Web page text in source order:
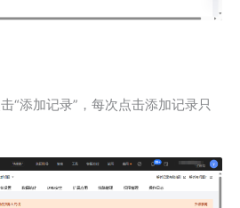
“添加记录”，每次点击添加记录只